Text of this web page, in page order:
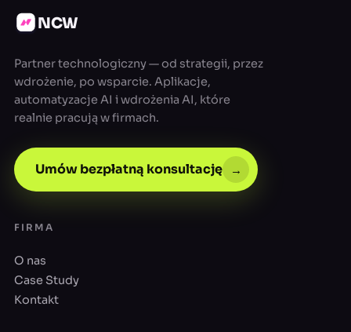
NCW
Partner technologiczny — od strategii, przez
wdrożenie, po wsparcie. Aplikacje,
automatyzacje AI i wdrożenia AI, które
realnie pracują w firmach.
Umów bezpłatną konsultację →
FIRMA
O nas
Case Study
Kontakt